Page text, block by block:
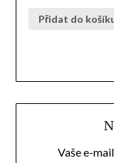
Přidat do
Vaše e-